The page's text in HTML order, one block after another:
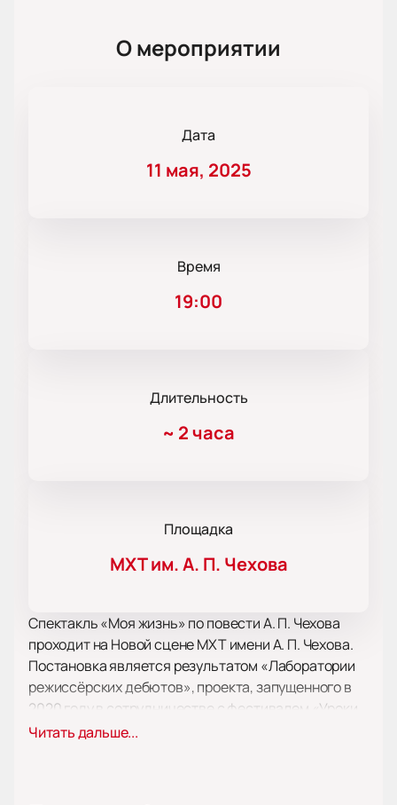
О мероприятии
Дата
11 мая, 2025
Время
19:00
Длительность
~ 2 часа
Площадка
МХТ им. А. П. Чехова
Спектакль «Моя жизнь» по повести А. П. Чехова
проходит на Новой сцене МХТ имени А. П. Чехова.
Постановка является результатом «Лаборатории
режиссёрских дебютов», проекта, запущенного в
2020 году в сотрудничестве с фестивалем «Уроки
режиссуры» в рамках «Биеннале театрального
Читать дальше...